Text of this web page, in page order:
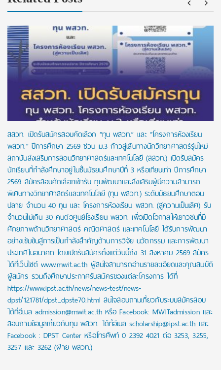
สสวท. เปิดรับสมัครสอบคัดเลือก “ทุน พสวท.” และ “โครงการห้องเรียน
พสวท.” ปีการศึกษา 2569 ชวน ม.3 ก้าวสู่เส้นทางนักวิทยาศาสตร์รุ่นใหม่
สถาบันส่งเสริมการสอนวิทยาศาสตร์และเทคโนโลยี (สสวท.) เปิดรับสมัคร
นักเรียนที่กำลังศึกษาอยู่ในชั้นมัธยมศึกษาปีที่ 3 หรือเทียบเท่า ปีการศึกษา
2569 สมัครสอบคัดเลือกเข้ารับ ทุนพัฒนาและส่งเสริมผู้มีความสามารถ
พิเศษทางวิทยาศาสตร์และเทคโนโลยี (ทุน พสวท.) ระดับมัธยมศึกษาตอน
ปลาย จำนวน 40 ทุน และ โครงการห้องเรียน พสวท. (สู่ความเป็นเลิศ) รับ
จำนวนไม่เกิน 30 คนต่อศูนย์โรงเรียน พสวท. เพื่อเปิดโอกาสให้เยาวชนที่มี
ศักยภาพด้านวิทยาศาสตร์ คณิตศาสตร์ และเทคโนโลยี ได้รับการพัฒนา
อย่างเข้มข้นสู่การเป็นกำลังสำคัญด้านการวิจัย นวัตกรรม และการพัฒนา
ประเทศในอนาคต โดยเปิดรับสมัครตั้งแต่วันนี้ถึง 31 สิงหาคม 2569 สมัคร
ได้ที่เว็บไซต์ www.mwit.ac.th ผู้สนใจสามารถอ่านรายละเอียดและคุณสมบัติ
ผู้สมัคร รวมถึงศึกษาประกาศรับสมัครของแต่ละโครงการ ได้ที่
https://www.ipst.ac.th/news/news-test/news-
dpst/121781/dpst_dpste70.html สนใจสอบถามเกี่ยวกับระบบสมัครสอบ
ได้ที่อีเมล admission@mwit.ac.th หรือ Facebook: MWITadmission และ
สอบถามข้อมูลเกี่ยวกับทุน พสวท. ได้ที่อีเมล scholarship@ipst.ac.th และ
Facebook : DPST Center หรือโทรศัพท์ 0 2392 4021 ต่อ 3253, 3255,
3257 และ 3262 (ฝ่าย พสวท.)